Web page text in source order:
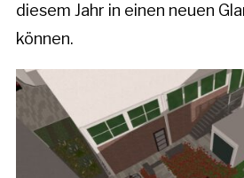
diesem Jahr in einen neuen
können.